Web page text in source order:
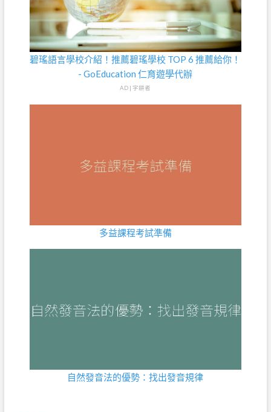
碧瑤語言學校介紹！推薦碧瑤學校 TOP 6 推薦給你！
- GoEducation 仁育遊學代辦
AD | 字耕者
多益課程考試準備
自然發音法的優勢：找出發音規律